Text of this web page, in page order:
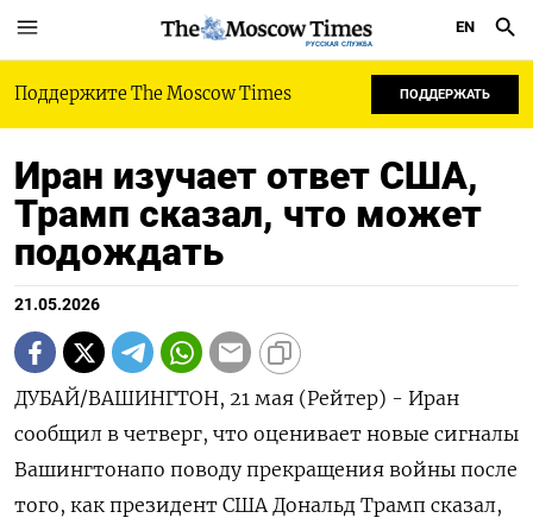
РУССКАЯ СЛУЖБА
EN
Поддержите The Moscow Times ПОДДЕРЖАТЬ
Иран изучает ответ США,
Трамп сказал, что может
подождать
21.05.2026
ДУБАЙ/ВАШИНГТОН, 21 мая (Рейтер) - Иран
сообщил в четверг, что оценивает новые сигналы
Вашингтонапо поводу прекращения войны ‌после
того, как президент США Дональд Трамп сказал,